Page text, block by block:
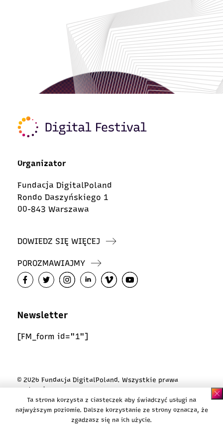
Organizator
Fundacja DigitalPoland
Rondo Daszyńskiego 1
00-843 Warszawa
DOWIEDZ SIĘ WIĘCEJ
POROZMAWIAJMY
Newsletter
[FM_form id="1"]
© 2026 Fundacja DigitalPoland. Wszystkie prawa
zastrzeżone
Polityka ciasteczek
Polityka prywatności
Ta strona korzysta z ciasteczek aby świadczyć usługi na
najwyższym poziomie. Dalsze korzystanie ze strony oznacza, że
zgadzasz się na ich użycie.